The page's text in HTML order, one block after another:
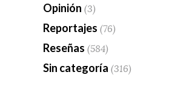
Opinión (3)
Reportajes (76)
Reseñas (584)
Sin categoría (316)